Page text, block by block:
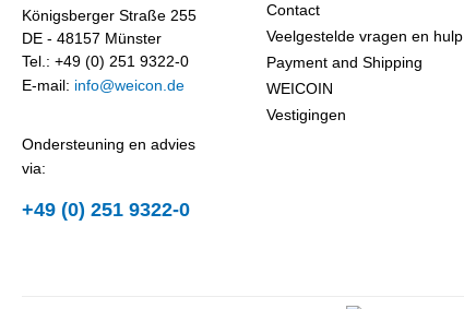
Königsberger Straße 255
DE - 48157 Münster
Tel.: +49 (0) 251 9322-0
E-mail: info@weicon.de
Ondersteuning en advies
via:
+49 (0) 251 9322-0
Contact
Veelgestelde vragen en hulp
Payment and Shipping
WEICOIN
Vestigingen